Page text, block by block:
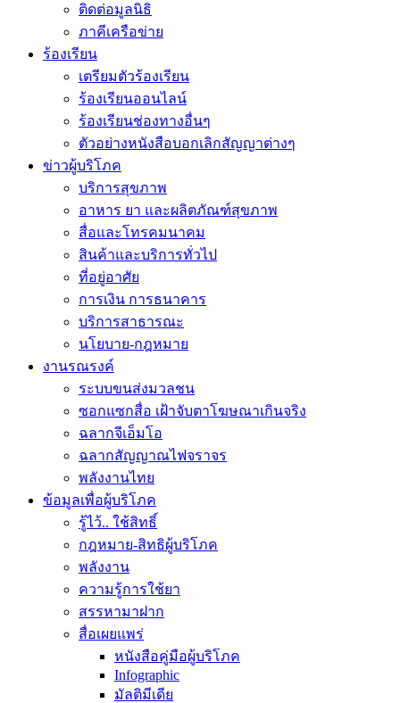
ติดต่อมูลนิธิ
ภาคีเครือข่าย
ร้องเรียน
เตรียมตัวร้องเรียน
ร้องเรียนออนไลน์
ร้องเรียนช่องทางอื่นๆ
ตัวอย่างหนังสือบอกเลิกสัญญาต่างๆ
ข่าวผู้บริโภค
บริการสุขภาพ
อาหาร ยา และผลิตภัณฑ์สุขภาพ
สื่อและโทรคมนาคม
สินค้าและบริการทั่วไป
ที่อยู่อาศัย
การเงิน การธนาคาร
บริการสาธารณะ
นโยบาย-กฎหมาย
งานรณรงค์
ระบบขนส่งมวลชน
ซอกแซกสื่อ เฝ้าจับตาโฆษณาเกินจริง
ฉลากจีเอ็มโอ
ฉลากสัญญาณไฟจราจร
พลังงานไทย
ข้อมูลเพื่อผู้บริโภค
รู้ไว้.. ใช้สิทธิ์
กฎหมาย-สิทธิผู้บริโภค
พลังงาน
ความรู้การใช้ยา
สรรหามาฝาก
สื่อเผยแพร่
หนังสือคู่มือผู้บริโภค
Infographic
มัลติมีเดีย